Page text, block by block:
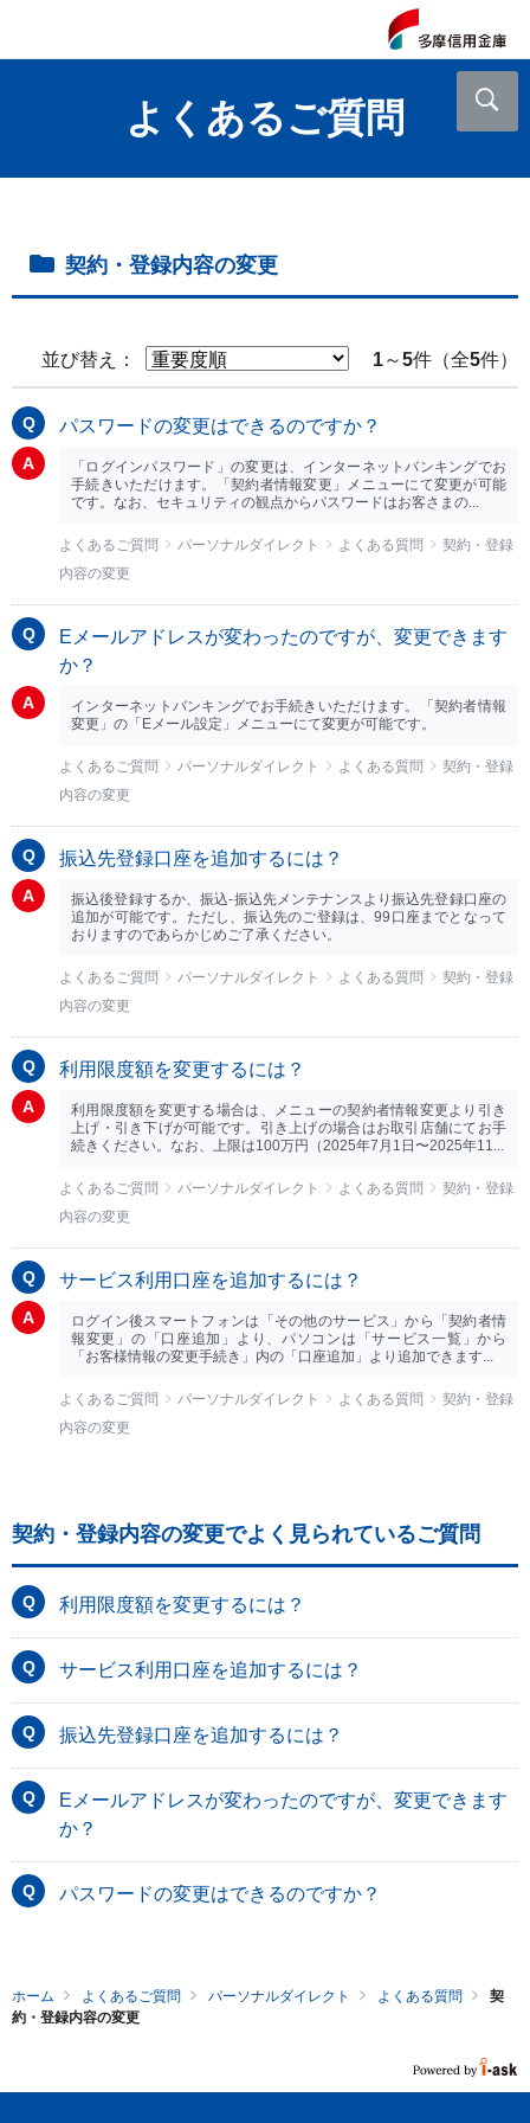
よくあるご質問
契約・登録内容の変更
並び替え： 1～5件（全5件）
パスワードの変更はできるのですか？
「ログインパスワード」の変更は、インターネットバンキングでお
手続きいただけます。「契約者情報変更」メニューにて変更が可能
です。なお、セキュリティの観点からパスワードはお客さまの...
よくあるご質問 パーソナルダイレクト よくある質問
契約・登録
内容の変更
Eメールアドレスが変わったのですが、変更できます
か？
インターネットバンキングでお手続きいただけます。「契約者情報
変更」の「Eメール設定」メニューにて変更が可能です。
よくあるご質問 パーソナルダイレクト よくある質問
契約・登録
内容の変更
振込先登録口座を追加するには？
振込後登録するか、振込-振込先メンテナンスより振込先登録口座の
追加が可能です。ただし、振込先のご登録は、99口座までとなって
おりますのであらかじめご了承ください。
よくあるご質問 パーソナルダイレクト よくある質問
契約・登録
内容の変更
利用限度額を変更するには？
利用限度額を変更する場合は、メニューの契約者情報変更より引き
上げ・引き下げが可能です。引き上げの場合はお取引店舗にてお手
続きください。なお、上限は100万円（2025年7月1日〜2025年11...
よくあるご質問 パーソナルダイレクト よくある質問
契約・登録
内容の変更
サービス利用口座を追加するには？
ログイン後スマートフォンは「その他のサービス」から「契約者情
報変更」の「口座追加」より、パソコンは「サービス一覧」から
「お客様情報の変更手続き」内の「口座追加」より追加できます...
よくあるご質問 パーソナルダイレクト よくある質問
契約・登録
内容の変更
契約・登録内容の変更でよく見られているご質問
利用限度額を変更するには？
サービス利用口座を追加するには？
振込先登録口座を追加するには？
Eメールアドレスが変わったのですが、変更できます
か？
パスワードの変更はできるのですか？
ホーム よくあるご質問 パーソナルダイレクト よくある質問
契
約・登録内容の変更